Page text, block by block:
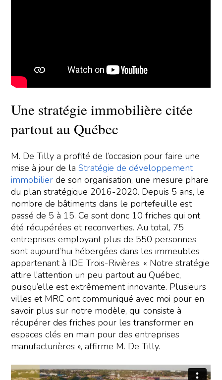
Une stratégie immobilière citée
partout au Québec
M. De Tilly a profité de l’occasion pour faire une
mise à jour de laStratégie de développement
immobilier de son organisation, une mesure phare
du plan stratégique 2016-2020. Depuis 5 ans, le
nombre de bâtiments dans le portefeuille est
passé de 5 à 15. Ce sont donc 10 friches qui ont
été récupérées et reconverties. Au total, 75
entreprises employant plus de 550 personnes
sont aujourd’hui hébergées dans les immeubles
appartenant à IDE Trois-Rivières. « Notre stratégie
attire l’attention un peu partout au Québec,
puisqu’elle est extrêmement innovante. Plusieurs
villes et MRC ont communiqué avec moi pour en
savoir plus sur notre modèle, qui consiste à
récupérer des friches pour les transformer en
espaces clés en main pour des entreprises
manufacturières », affirme M. De Tilly.